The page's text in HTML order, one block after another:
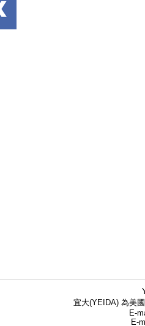
宜大(YEIDA) 為美
E-
E-